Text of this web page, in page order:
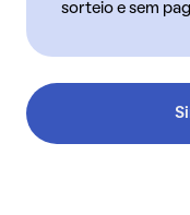
sorteio e sem